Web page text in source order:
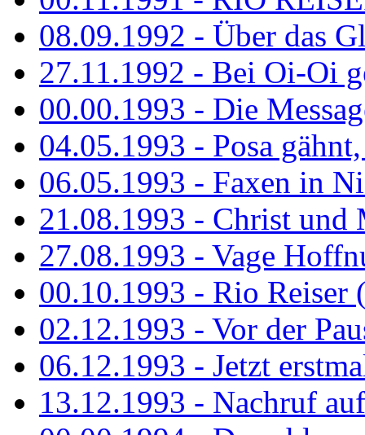
08.09.1992 - Über das
27.11.1992 - Bei Oi-Oi
00.00.1993 - Die
04.05.1993 - Posa
06.05.1993 - Faxen in
21.08.1993 - Christ und
27.08.1993 - Vage
00.10.1993 - Rio Reiser
02.12.1993 - Vor der
06.12.1993 - Jetzt
13.12.1993 - Nachruf